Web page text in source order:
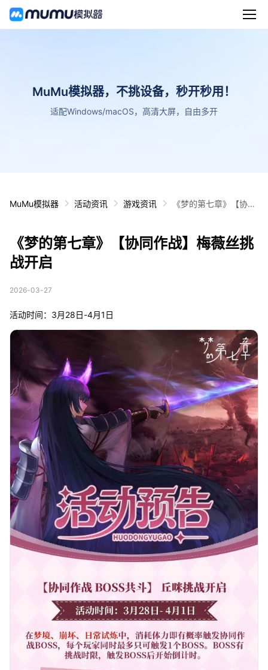
MuMu模拟器，不挑设备，秒开秒用！
适配Windows/macOS，高清大屏，自由多开
MuMu模拟器 活动资讯 游戏资讯
《梦的第七章》【协同
《梦的第七章》【协同作战】梅薇丝挑
战开启
2026-03-27
活动时间：3月28日-4月1日